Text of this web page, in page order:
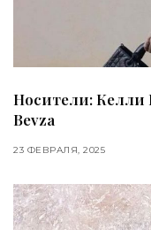
Носители: Келли
Bevza
23 ФЕВРАЛЯ, 2025